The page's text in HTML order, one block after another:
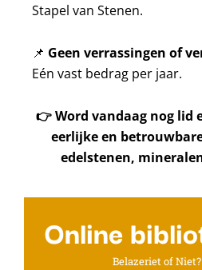
Stapel van Stenen.
📌 Geen verrassingen of
Eén vast bedrag per jaar.
👉Word vandaag nog lid
eerlijke en
edelstenen,
Online
Belazeriet of Niet?